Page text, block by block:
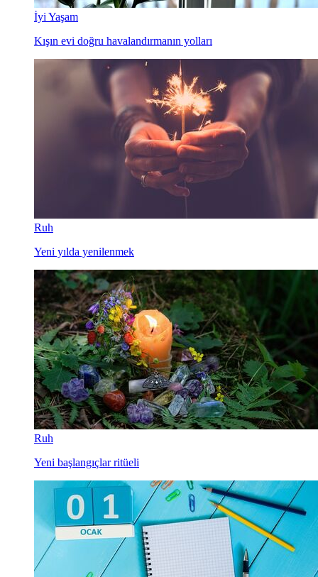
İyi Yaşam
Kışın evi doğru havalandırmanın yolları
Ruh
Yeni yılda yenilenmek
Ruh
Yeni başlangıçlar ritüeli